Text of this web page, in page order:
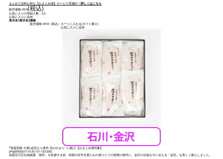
まとめて送料お得な【おまとめ便】サービス実施中！ 詳しくはこちら
販売価格:¥918(税込)
お気に入りの登録人数：0人
お気に入りに追加
表示名1表示名2価格
販売価格:¥918（税込） カートに入れる(ギフト購入)
お気に入りに追加
｢加賀煎餅 今屋｣金箔入り柴舟 箔のかおり １2枚入【おまとめ便対象】
[#fg00432(071-6120-131-13)1200]
加賀百万石伝統銘菓「柴舟」を乾燥する前、特製の甘辛生姜たれの塗りたての状態の柴舟に、金沢の伝統を今に伝える「金箔」を美しく散らしました。